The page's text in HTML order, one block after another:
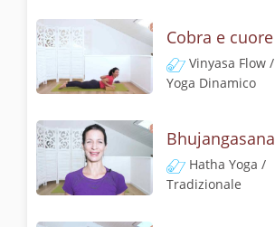
Vinyasa Flow /
Yoga Dinamico
Hatha Yoga /
Tradizionale